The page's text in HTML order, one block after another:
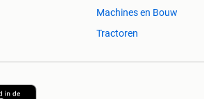
Machines en Bouw
Tractoren